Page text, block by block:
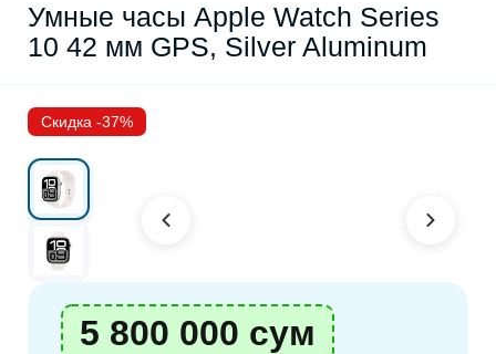
Умные часы Apple Watch Series
10 42 мм GPS, Silver Aluminum
Скидка -37%
5 800 000 сум